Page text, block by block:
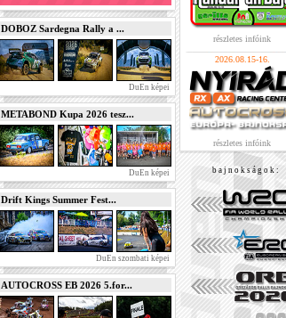
DOBOZ Sardegna Rally a ...
DuEn képei
METABOND Kupa 2026 tesz...
DuEn képei
Drift Kings Summer Fest...
DuEn szombati képei
AUTOCROSS EB 2026 5.for...
részletes infóink
2026.08.15-16.
részletes infóink
b a j n o k s á g o k :